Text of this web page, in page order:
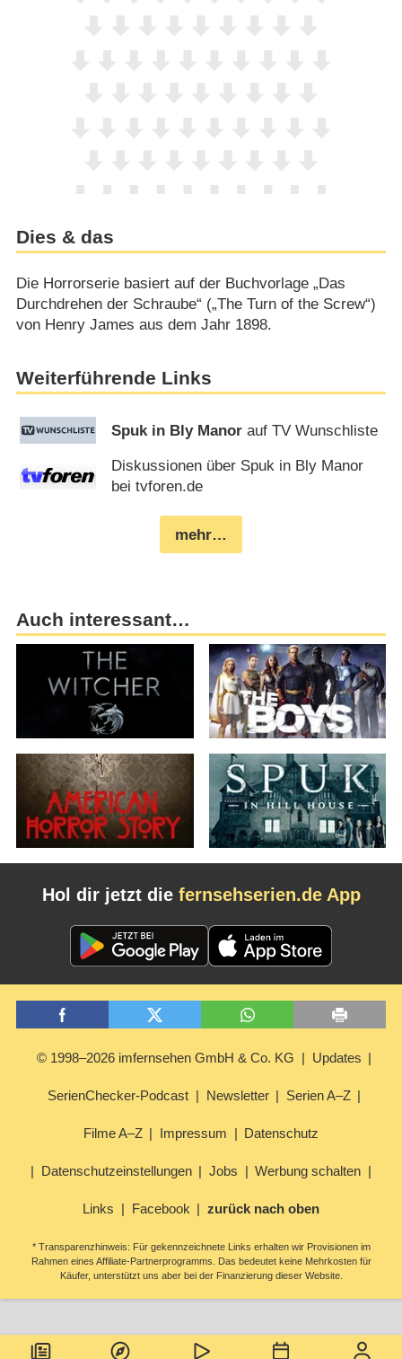
Dies & das
Die Horrorserie basiert auf der Buchvorlage „Das
Durchdrehen der Schraube“ („The Turn of the Screw“)
von Henry James aus dem Jahr 1898.
Weiterführende Links
Spuk in Bly Manor auf TV Wunschliste
Diskussionen über Spuk in Bly Manor
bei tvforen.de
mehr…
Auch interessant…
Hol dir jetzt die fernsehserien.de App
© 1998–2026 imfernsehen GmbH & Co. KG Updates
SerienChecker-Podcast Newsletter Serien A–Z
Filme A–Z Impressum Datenschutz
Datenschutzeinstellungen Jobs Werbung schalten
Links Facebook zurück nach oben
* Transparenzhinweis: Für gekennzeichnete Links erhalten wir Provisionen im
Rahmen eines Affiliate-Partnerprogramms. Das bedeutet keine Mehrkosten für
Käufer, unterstützt uns aber bei der Finanzierung dieser Website.